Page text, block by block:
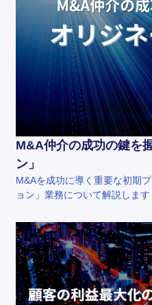
M&A仲介の成功の鍵を
ン」
M&Aを成功に導く重要な初期
ョン」業務について解説しま